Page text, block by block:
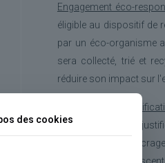
Engagement éco-
éligible au dispositif de
par un éco-organisme
sera collecté, trié et
réduire son impact sur
Notes de calcul
de calculs
assemblages,
hypothèses et
des cookies